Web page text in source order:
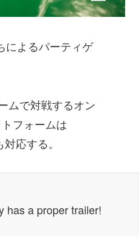
によるパーティゲ
ムで対戦するオン
フォームは
応する。
has a proper trailer!